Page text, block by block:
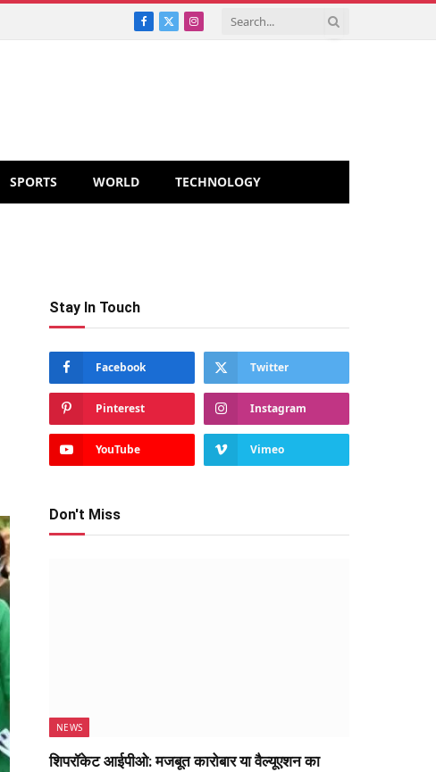
Facebook
X
Instagram
SPORTS WORLD TECHNOLOGY
Stay In Touch
Facebook Twitter
Pinterest Instagram
YouTube Vimeo
Don't Miss
NEWS
शिपरॉकेट आईपीओ: मजबूत कारोबार या वैल्यूएशन का